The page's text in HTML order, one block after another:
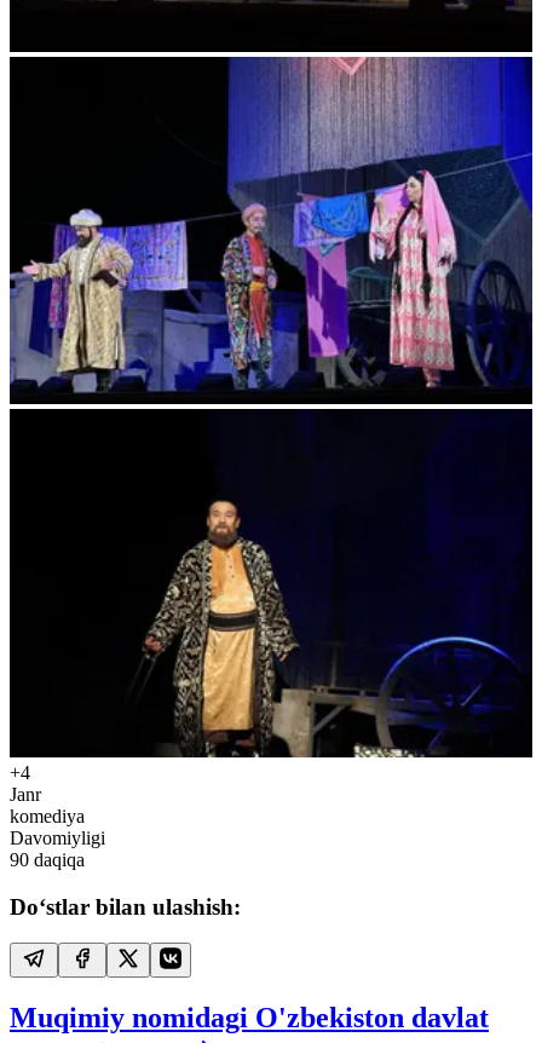
+4
Janr
komediya
Davomiyligi
90 daqiqa
Do‘stlar bilan ulashish:
Muqimiy nomidagi O'zbekiston davlat